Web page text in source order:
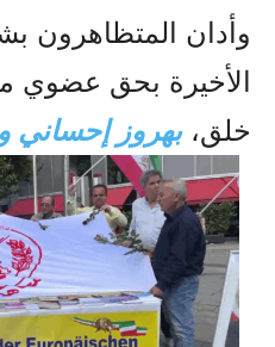
وأدان المتظاهرون
الأخيرة بحق عضوي
خلق،بهروز